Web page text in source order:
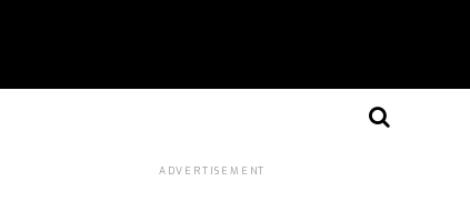
ADVERTISEMENT